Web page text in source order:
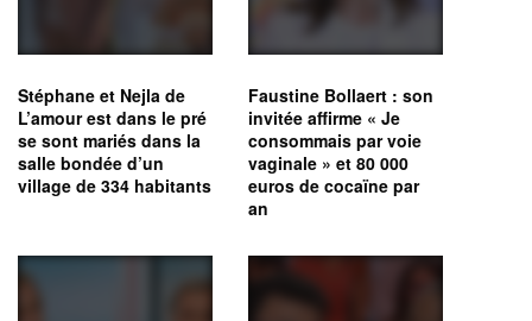
Stéphane et Nejla de
L’amour est dans le pré
se sont mariés dans la
salle bondée d’un
village de 334 habitants
Faustine Bollaert : son
invitée affirme « Je
consommais par voie
vaginale » et 80 000
euros de cocaïne par
an